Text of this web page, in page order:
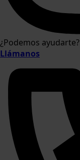
¿Podemos ayudarte?
Llámanos